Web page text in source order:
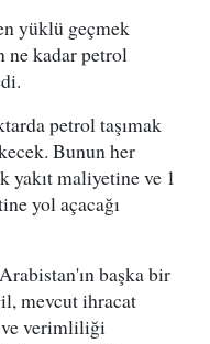
yüklü geçmek
ne kadar petrol
petrol taşımak
Bunun her
yakıt maliyetine ve 1
yol açacağı
başka bir
mevcut ihracat
ve verimliliği